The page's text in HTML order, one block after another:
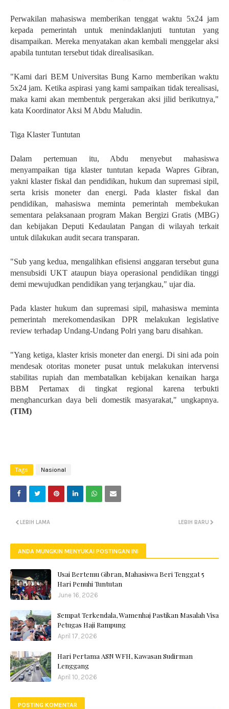
Perwakilan mahasiswa memberikan tenggat waktu 5x24 jam
kepada pemerintah untuk menindaklanjuti tuntutan yang
disampaikan. Mereka menyatakan akan kembali menggelar aksi
apabila tuntutan tersebut tidak direalisasikan.
"Kami dari BEM Universitas Bung Karno memberikan waktu
5x24 jam. Ketika aspirasi yang kami sampaikan tidak terealisasi,
maka kami akan membentuk pergerakan aksi jilid berikutnya,"
kata Koordinator Aksi M Abdu Maludin.
Tiga Klaster Tuntutan
Dalam pertemuan itu, Abdu menyebut mahasiswa
menyampaikan tiga klaster tuntutan kepada Wapres Gibran,
yakni klaster fiskal dan pendidikan, hukum dan supremasi sipil,
serta krisis moneter dan energi. Pada klaster fiskal dan
pendidikan, mahasiswa meminta pemerintah membekukan
sementara pelaksanaan program Makan Bergizi Gratis (MBG)
dan kebijakan Deputi Kedaulatan Pangan di wilayah terkait
untuk dilakukan audit secara transparan.
"Sub yang kedua, mengalihkan efisiensi anggaran tersebut guna
mensubsidi UKT ataupun biaya operasional pendidikan tinggi
demi mewujudkan pendidikan yang terjangkau," ujar dia.
Pada klaster hukum dan supremasi sipil, mahasiswa meminta
pemerintah merekomendasikan DPR melakukan legislative
review terhadap Undang-Undang Polri yang baru disahkan.
"Yang ketiga, klaster krisis moneter dan energi. Di sini ada poin
mendesak otoritas moneter pusat untuk melakukan intervensi
stabilitas rupiah dan membatalkan kebijakan kenaikan harga
BBM Pertamax di tingkat regional karena terbukti
menghancurkan daya beli domestik masyarakat," ungkapnya.
(TIM)
Tags Nasional
LEBIH BARU
LEBIH LAMA
ANDA MUNGKIN MENYUKAI POSTINGAN INI
Usai Bertemu Gibran, Mahasiswa Beri Tenggat 5
Hari Penuhi Tuntutan
June 16, 2026
Sempat Terkendala, Wamenhaj Pastikan Masalah Visa
Petugas Haji Rampung
April 17, 2026
Hari Pertama ASN WFH, Kawasan Sudirman
Lenggang
April 10, 2026
POSTING KOMENTAR